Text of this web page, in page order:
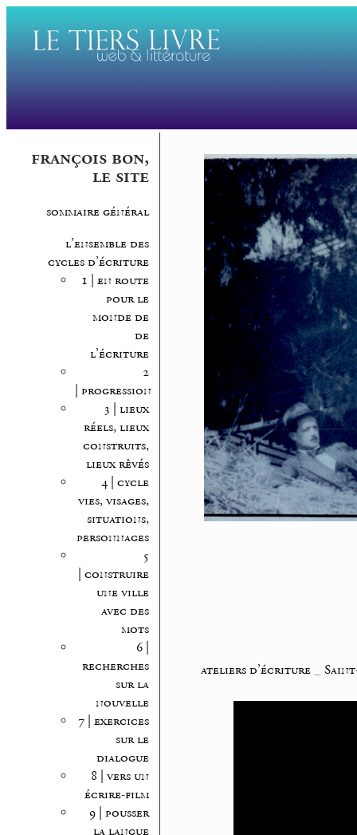
françois bon,
le site
sommaire général
l’ensemble des
cycles d’écriture
1 | en route
pour le
monde de
de
l’écriture
2
| progression
3 | lieux
réels, lieux
construits,
lieux rêvés
4 | cycle
vies, visages,
situations,
personnages
5
| construire
une ville
avec des
mots
6 |
recherches
sur la
nouvelle
7 | exercices
sur le
dialogue
8 | vers un
écrire-film
9 | pousser
la langue
ateliers d’écriture_